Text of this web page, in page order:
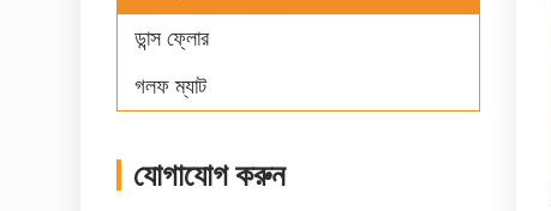
ডান্স ফ্লোর
গলফ ম্যাট
যোগাযোগ করুন